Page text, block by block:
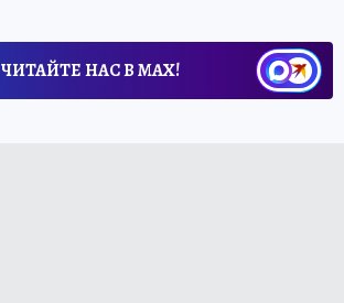
ЧИТАЙТЕ НАС В МАХ!